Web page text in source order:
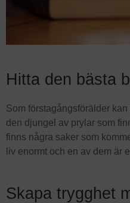
Hitta den bästa
Som förstagångsförälder
den djungel av prylar som
finns några saker som
liv enormt och en av dem är
Skapa trygghet